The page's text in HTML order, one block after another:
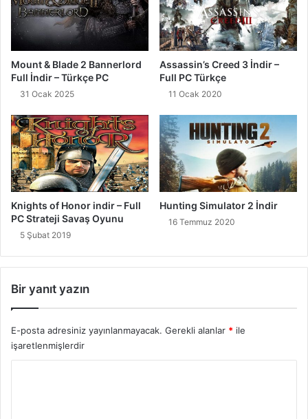
Mount & Blade 2 Bannerlord
Full İndir – Türkçe PC
31 Ocak 2025
Assassin’s Creed 3 İndir –
Full PC Türkçe
11 Ocak 2020
Knights of Honor indir – Full
PC Strateji Savaş Oyunu
5 Şubat 2019
Hunting Simulator 2 İndir
16 Temmuz 2020
Bir yanıt yazın
E-posta adresiniz yayınlanmayacak. Gerekli alanlar * ile
işaretlenmişlerdir